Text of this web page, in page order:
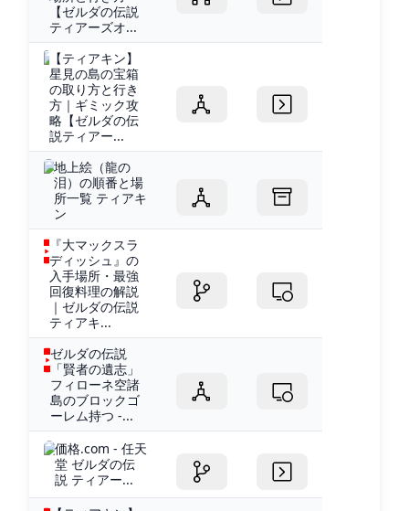
【ゼルダの伝説
ティアーズオ...
【ティアキン】
星見の島の宝箱
の取り方と行き
方｜ギミック攻
略【ゼルダの伝
説ティアー...
地上絵（龍の
泪）の順番と場
所一覧 ティアキ
ン
『大マックスラ
ディッシュ』の
入手場所・最強
回復料理の解説
｜ゼルダの伝説
ティアキ...
ゼルダの伝説
「賢者の遺志」
フィローネ空諸
島のブロックゴ
ーレム持つ -...
価格.com - 任天
堂 ゼルダの伝
説 ティアー...